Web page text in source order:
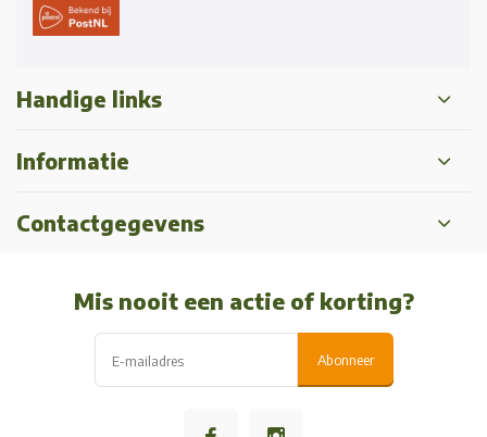
Handige links
Informatie
Contactgegevens
Mis nooit een actie of korting?
Abonneer